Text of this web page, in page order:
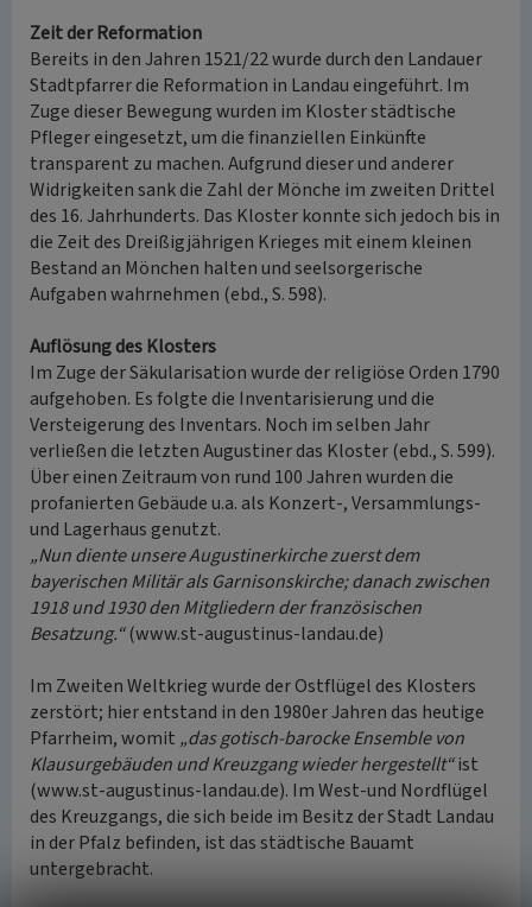
Zeit der Reformation
Bereits in den Jahren 1521/22 wurde durch den Landauer
Stadtpfarrer die Reformation in Landau eingeführt. Im
Zuge dieser Bewegung wurden im Kloster städtische
Pfleger eingesetzt, um die finanziellen Einkünfte
transparent zu machen. Aufgrund dieser und anderer
Widrigkeiten sank die Zahl der Mönche im zweiten Drittel
des 16. Jahrhunderts. Das Kloster konnte sich jedoch bis in
die Zeit des Dreißigjährigen Krieges mit einem kleinen
Bestand an Mönchen halten und seelsorgerische
Aufgaben wahrnehmen (ebd., S. 598).
Auflösung des Klosters
Im Zuge der Säkularisation wurde der religiöse Orden 1790
aufgehoben. Es folgte die Inventarisierung und die
Versteigerung des Inventars. Noch im selben Jahr
verließen die letzten Augustiner das Kloster (ebd., S. 599).
Über einen Zeitraum von rund 100 Jahren wurden die
profanierten Gebäude u.a. als Konzert-, Versammlungs-
und Lagerhaus genutzt.
„Nun diente unsere Augustinerkirche zuerst dem
bayerischen Militär als Garnisonskirche; danach zwischen
1918 und 1930 den Mitgliedern der französischen
Besatzung.“(www.st-augustinus-landau.de)
Im Zweiten Weltkrieg wurde der Ostflügel des Klosters
zerstört; hier entstand in den 1980er Jahren das heutige
Pfarrheim, womit „das gotisch-barocke Ensemble von
Klausurgebäuden und Kreuzgang wieder hergestellt“ist
(www.st-augustinus-landau.de). Im West-und Nordflügel
des Kreuzgangs, die sich beide im Besitz der Stadt Landau
in der Pfalz befinden, ist das städtische Bauamt
untergebracht.